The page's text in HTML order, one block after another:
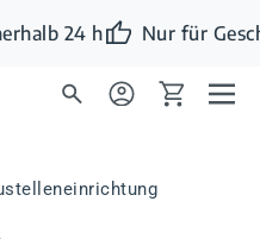
24 h Nur für